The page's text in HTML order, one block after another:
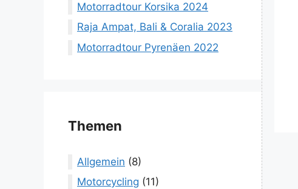
Motorradtour Korsika 2024
Raja Ampat, Bali & Coralia 2023
Motorradtour Pyrenäen 2022
Themen
Allgemein (8)
Motorcycling (11)